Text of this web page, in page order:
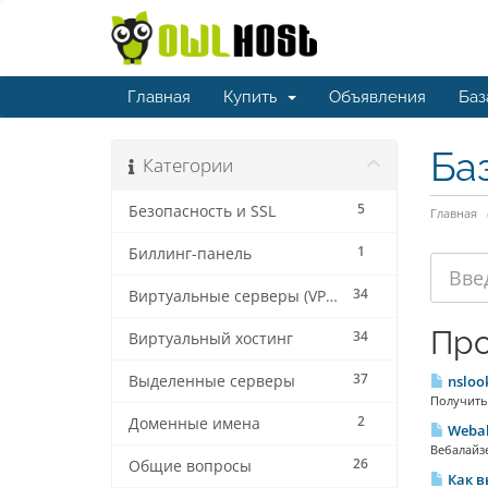
Главная Купить Объявления
Главная
Категории
5
Безопасность и SSL
1
Биллинг-панель
34
Виртуальные серверы (VPS/VDS)
34
Виртуальный хостинг
37
Выделенные серверы
2
Доменные имена
26
Общие вопросы
Как